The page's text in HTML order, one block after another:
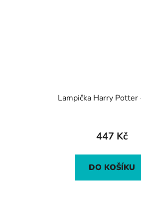
Lampička Harry Potter
447 Kč
DO KOŠÍKU